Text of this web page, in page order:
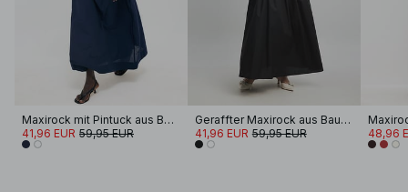
Maxirock mit Pintuck aus Baumwolle
41,96 EUR 59,95 EUR
Geraffter Maxirock aus Baumwolle
41,96 EUR 59,95 EUR
48,96